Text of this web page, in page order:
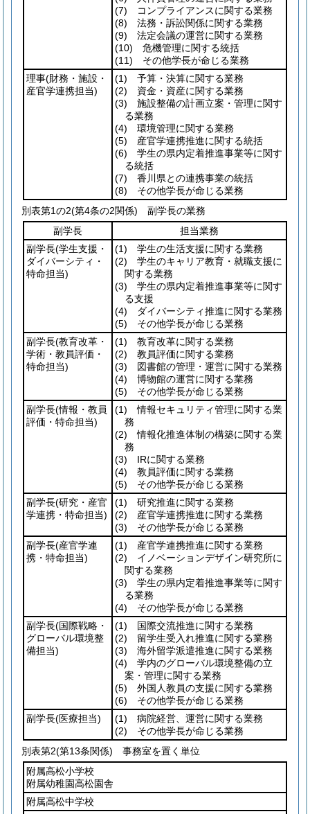
(7) コンプライアンスに関する業務
(8) 法務・訴訟関係に関する業務
(9) 法定会議の運営に関する業務
(10) 危機管理に関する統括
(11) その他学長が命じる業務
理事(財務・施設・
産官学連携担当)
(1) 予算・決算に関する業務
(2) 資金・資産に関する業務
(3) 施設整備の計画立案・管理に関す
る業務
(4) 環境管理に関する業務
(5) 産官学連携推進に関する統括
(6) 学生の県内定着推進事業等に関す
る統括
(7) 香川県との連携事業の統括
(8) その他学長が命じる業務
別表第1の2(第4条の2関係) 副学長の業務
副学長
担当業務
副学長(学生支援・
ダイバーシティ・
特命担当)
(1) 学生の生活支援に関する業務
(2) 学生のキャリア教育・就職支援に
関する業務
(3) 学生の県内定着推進事業等に関す
る支援
(4) ダイバーシティ推進に関する業務
(5) その他学長が命じる業務
副学長(教育改革・
学術・教員評価・
特命担当)
(1) 教育改革に関する業務
(2) 教員評価に関する業務
(3) 図書館の管理・運営に関する業務
(4) 博物館の運営に関する業務
(5) その他学長が命じる業務
副学長(情報・教員
評価・特命担当)
(1) 情報セキュリティ管理に関する業
務
(2) 情報化推進体制の構築に関する業
務
(3) IRに関する業務
(4) 教員評価に関する業務
(5) その他学長が命じる業務
副学長(研究・産官
学連携・特命担当)
(1) 研究推進に関する業務
(2) 産官学連携推進に関する業務
(3) その他学長が命じる業務
副学長(産官学連
携・特命担当)
(1) 産官学連携推進に関する業務
(2) イノベーションデザイン研究所に
関する業務
(3) 学生の県内定着推進事業等に関す
る業務
(4) その他学長が命じる業務
副学長(国際戦略・
グローバル環境整
備担当)
(1) 国際交流推進に関する業務
(2) 留学生受入れ推進に関する業務
(3) 海外留学派遣推進に関する業務
(4) 学内のグローバル環境整備の立
案・管理に関する業務
(5) 外国人教員の支援に関する業務
(6) その他学長が命じる業務
副学長(医療担当) (1) 病院経営、運営に関する業務
(2) その他学長が命じる業務
別表第2(第13条関係) 事務室を置く単位
附属高松小学校
附属幼稚園高松園舎
附属高松中学校